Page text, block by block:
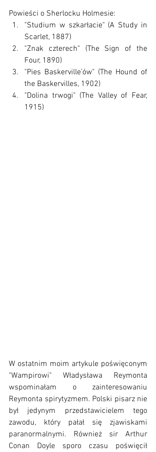
Powieści o Sherlocku Holmesie:
"Studium w szkarłacie" (A Study in
Scarlet, 1887)
"Znak czterech" (The Sign of the
Four, 1890)
"Pies Baskerville’ów" (The Hound of
the Baskervilles, 1902)
"Dolina trwogi" (The Valley of Fear,
1915)
W ostatnim moim artykule poświęconym
"Wampirowi" Władysława Reymonta
wspominałam o zainteresowaniu
Reymonta spirytyzmem. Polski pisarz nie
był jedynym przedstawicielem tego
zawodu, który pałał się zjawiskami
paranormalnymi. Również sir Arthur
Conan Doyle sporo czasu poświęcił